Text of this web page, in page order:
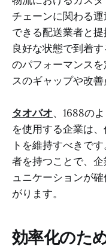
チェーンに関わる
できる配送業者と
良好な状態で到着
のパフォーマンス
スのギャップや改善
タオバオ、1688の
を使用する企業は
トを維持すべきで
者を持つことで、
ュニケーションが
がります。
効率化のた